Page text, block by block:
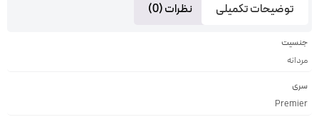
توضیحات تکمیلی نظرات (0)
جنسیت
مردانه
سری
Premier